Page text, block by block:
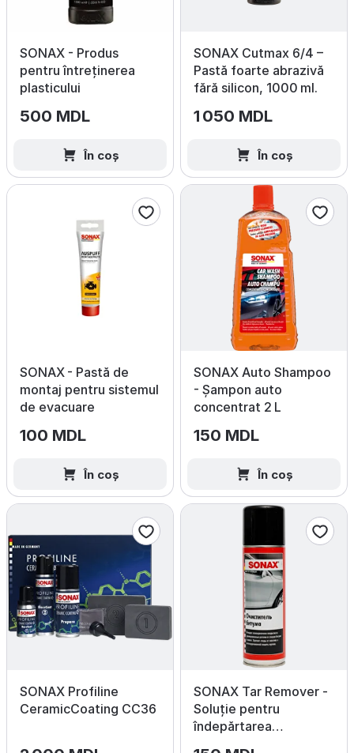
SONAX - Produs
pentru întreținerea
plasticului
500 MDL
În coș
SONAX Cutmax 6/4 –
Pastă foarte abrazivă
fără silicon, 1000 ml.
1 050 MDL
În coș
SONAX - Pastă de
montaj pentru sistemul
de evacuare
100 MDL
În coș
SONAX Auto Shampoo
- Șampon auto
concentrat 2 L
150 MDL
În coș
SONAX Profiline
CeramicCoating CC36
SONAX Tar Remover -
Soluție pentru
îndepărtarea